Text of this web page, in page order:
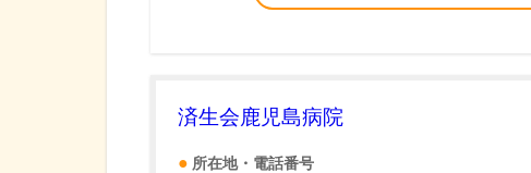
済生会鹿児島病院
所在地・電話番号